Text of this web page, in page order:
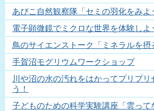
あびこ自然観察隊「セミの羽化をみよ
電子顕微鏡でミクロな世界を体験しよ
鳥のサイエンストーク「ミネラルを摂
手賀沼モグリウムワークショップ
川や沼の水の汚れをはかってプリプリ
う！
子どものための科学実験講座「雲って